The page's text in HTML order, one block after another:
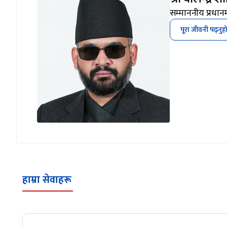
सम्माननीय
पूरा जीवनी
हाम्रा सेवाहरू